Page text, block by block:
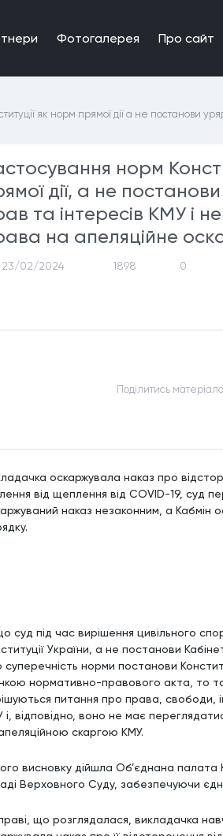
Фотогалерея Про сайт
як норм прямої дії а не постанови
норм
дії, а не
та інтересів КМУ і
на апеляційне
23/02/2024 1898 0
Подiлитись
оскаржувала наказ про
від щеплення від COVID-19, суд
наказ незаконним, а Кабмін
суд під час вирішення цивільного
України, а не постанови
суперечність норми постанови
нормативно-правового акта, то
питання про права, свободи,
і, відповідно, воно не має
скаргою КМУ.
висновку дійшла Об’єднана палата
Верховного Суду, забезпечуючи
що розглядалася, викладачка